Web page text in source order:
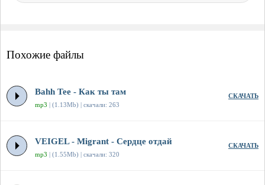
Похожие файлы
Bahh Tee - Как ты там
mp3 | (1.13Mb) | скачали: 263
СКАЧАТЬ
VEIGEL - Migrant - Сердце отдай
mp3 | (1.55Mb) | скачали: 320
СКАЧАТЬ